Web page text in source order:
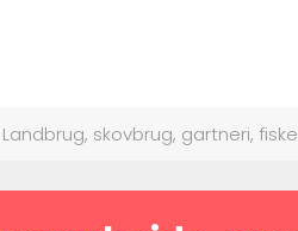
Landbrug, skovbrug, gartneri,